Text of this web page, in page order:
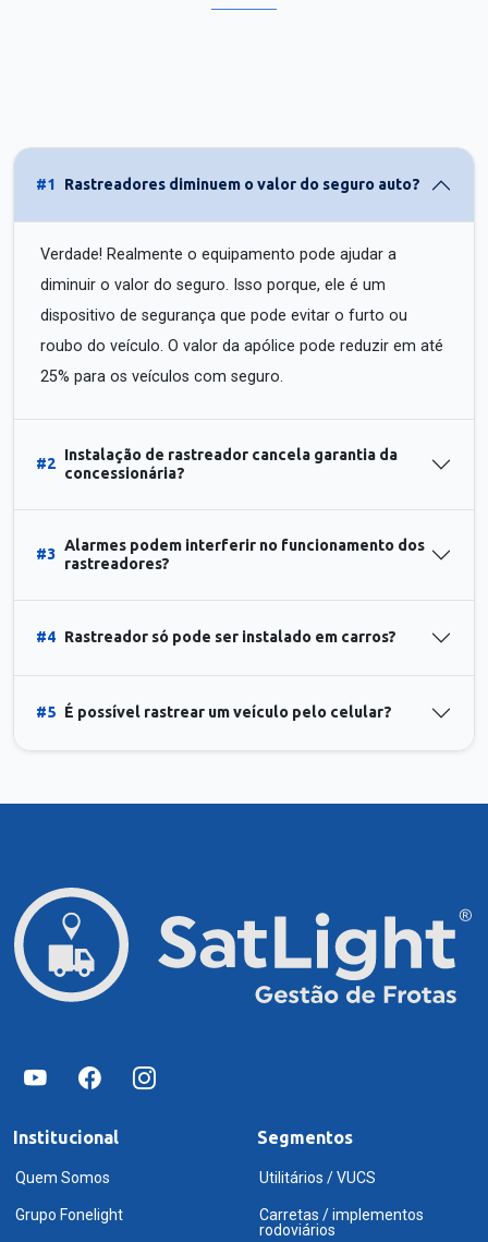
#1 Rastreadores diminuem o valor do seguro auto?
Verdade! Realmente o equipamento pode ajudar a
diminuir o valor do seguro. Isso porque, ele é um
dispositivo de segurança que pode evitar o furto ou
roubo do veículo. O valor da apólice pode reduzir em até
25% para os veículos com seguro.
#2
Instalação de rastreador cancela garantia da
concessionária?
#3
Alarmes podem interferir no funcionamento dos
rastreadores?
#4 Rastreador só pode ser instalado em carros?
#5 É possível rastrear um veículo pelo celular?
Institucional
Quem Somos
Grupo Fonelight
Segmentos
Utilitários / VUCS
Carretas / implementos
rodoviários